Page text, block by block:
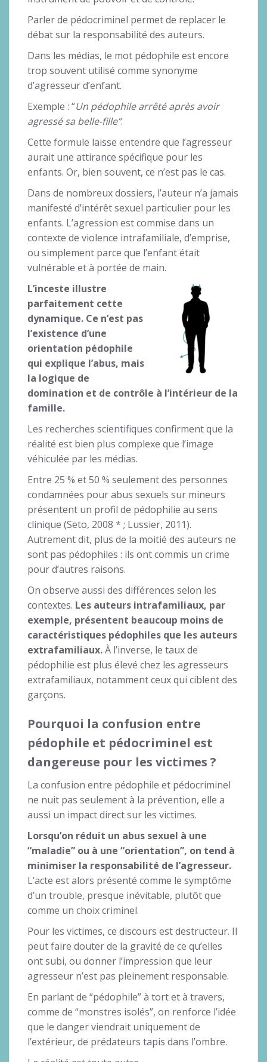
Parler de pédocriminel permet de replacer le
débat sur la responsabilité des auteurs.
Dans les médias, le mot pédophile est encore
trop souvent utilisé comme synonyme
d’agresseur d’enfant.
Exemple : “Un pédophile arrêté après avoir
agressé sa belle-fille”.
Cette formule laisse entendre que l’agresseur
aurait une attirance spécifique pour les
enfants. Or, bien souvent, ce n’est pas le cas.
Dans de nombreux dossiers, l’auteur n’a jamais
manifesté d’intérêt sexuel particulier pour les
enfants. L’agression est commise dans un
contexte de violence intrafamiliale, d’emprise,
ou simplement parce que l’enfant était
vulnérable et à portée de main.
L’inceste illustre
parfaitement cette
dynamique. Ce n’est pas
l’existence d’une
orientation pédophile
qui explique l’abus, mais
la logique de
domination et de contrôle à l’intérieur de la
famille.
Les recherches scientifiques confirment que la
réalité est bien plus complexe que l’image
véhiculée par les médias.
Entre 25 % et 50 % seulement des personnes
condamnées pour abus sexuels sur mineurs
présentent un profil de pédophilie au sens
clinique (Seto, 2008 * ; Lussier, 2011).
Autrement dit, plus de la moitié des auteurs ne
sont pas pédophiles : ils ont commis un crime
pour d’autres raisons.
On observe aussi des différences selon les
contextes. Les auteurs intrafamiliaux, par
exemple, présentent beaucoup moins de
caractéristiques pédophiles que les auteurs
extrafamiliaux.À l’inverse, le taux de
pédophilie est plus élevé chez les agresseurs
extrafamiliaux, notamment ceux qui ciblent des
garçons.
Pourquoi la confusion entre
pédophile et pédocriminel est
dangereuse pour les victimes ?
La confusion entre pédophile et pédocriminel
ne nuit pas seulement à la prévention, elle a
aussi un impact direct sur les victimes.
Lorsqu’on réduit un abus sexuel à une
“maladie” ou à une “orientation”, on tend à
minimiser la responsabilité de l’agresseur.
L’acte est alors présenté comme le symptôme
d’un trouble, presque inévitable, plutôt que
comme un choix criminel.
Pour les victimes, ce discours est destructeur. Il
peut faire douter de la gravité de ce qu’elles
ont subi, ou donner l’impression que leur
agresseur n’est pas pleinement responsable.
En parlant de “pédophile” à tort et à travers,
comme de “monstres isolés”, on renforce l’idée
que le danger viendrait uniquement de
l’extérieur, de prédateurs tapis dans l’ombre.